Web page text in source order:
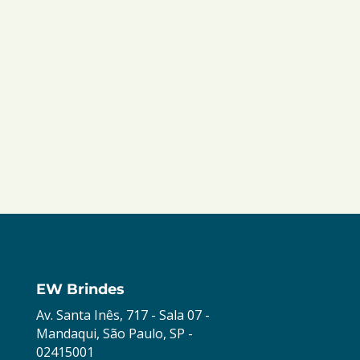
EW Brindes
Av. Santa Inês, 717 - Sala 07 -
Mandaqui, São Paulo, SP -
02415001